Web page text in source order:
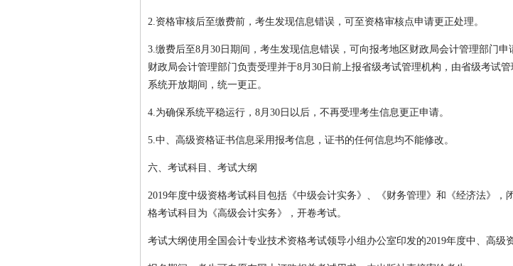
2.资格审核后至缴费前，考生发现信息错误，可至资格审核点申请更正处理。
3.缴费后至8月30日期间，考生发现信息错误，可向报考地区财政局会计管理部门申
财政局会计管理部门负责受理并于8月30日前上报省级考试管理机构，由省级考试
系统开放期间，统一更正。
4.为确保系统平稳运行，8月30日以后，不再受理考生信息更正申请。
5.中、高级资格证书信息采用报考信息，证书的任何信息均不能修改。
六、考试科目、考试大纲
2019年度中级资格考试科目包括《中级会计实务》、《财务管理》和《经济法》，
格考试科目为《高级会计实务》，开卷考试。
考试大纲使用全国会计专业技术资格考试领导小组办公室印发的2019年度中、高级